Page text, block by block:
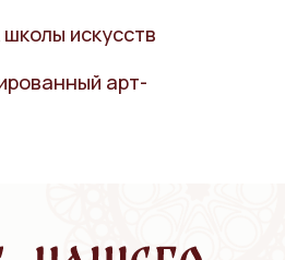
искусств
арт-